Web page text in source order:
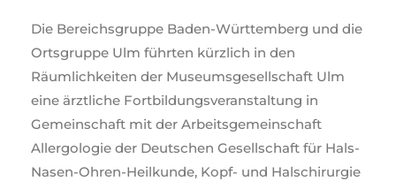
Die Bereichsgruppe Baden-Württemberg und die
Ortsgruppe Ulm führten kürzlich in den
Räumlichkeiten der Museumsgesellschaft Ulm
eine ärztliche Fortbildungsveranstaltung in
Gemeinschaft mit der Arbeitsgemeinschaft
Allergologie der Deutschen Gesellschaft für Hals-
Nasen-Ohren-Heilkunde, Kopf- und Halschirurgie